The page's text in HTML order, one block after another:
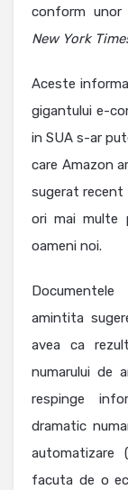
conform
New York
Aceste
gigantului e-
in SUA s-ar
care Amazon
sugerat recent
ori mai multe
oameni noi.
amintita
avea ca
numarului de
respinge
dramatic
automatizare
facuta de o